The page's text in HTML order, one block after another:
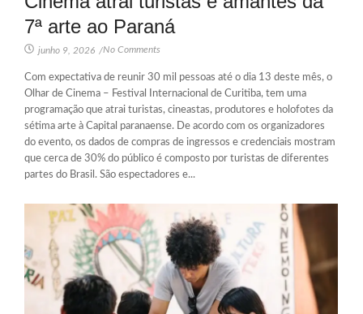
7ª arte ao Paraná
junho 9, 2026 /No Comments
Com expectativa de reunir 30 mil pessoas até o dia 13 deste mês, o
Olhar de Cinema – Festival Internacional de Curitiba, tem uma
programação que atrai turistas, cineastas, produtores e holofotes da
sétima arte à Capital paranaense. De acordo com os organizadores
do evento, os dados de compras de ingressos e credenciais mostram
que cerca de 30% do público é composto por turistas de diferentes
partes do Brasil. São espectadores e...